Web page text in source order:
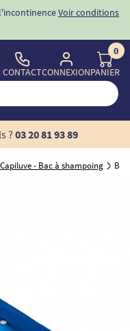
Voir conditions
CONTACTCONNEXION
0
PANIER
? 03 20 81 93 89
Capiluve - Bac à shampoing